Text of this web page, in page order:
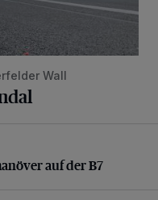
Wall
auf der B7
auf der B7